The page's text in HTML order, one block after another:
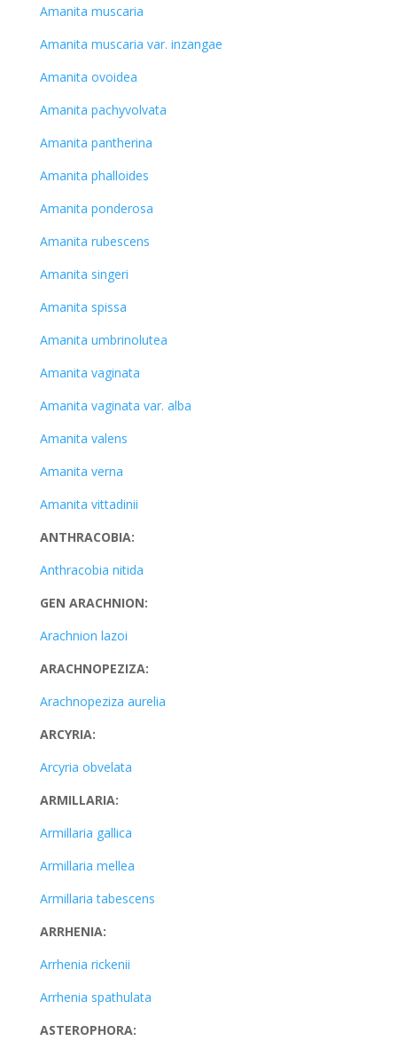
Amanita muscaria
Amanita muscaria var. inzangae
Amanita ovoidea
Amanita pachyvolvata
Amanita pantherina
Amanita phalloides
Amanita ponderosa
Amanita rubescens
Amanita singeri
Amanita spissa
Amanita umbrinolutea
Amanita vaginata
Amanita vaginata var. alba
Amanita valens
Amanita verna
Amanita vittadinii
ANTHRACOBIA:
Anthracobia nitida
GEN ARACHNION:
Arachnion lazoi
ARACHNOPEZIZA:
Arachnopeziza aurelia
ARCYRIA:
Arcyria obvelata
ARMILLARIA:
Armillaria gallica
Armillaria mellea
Armillaria tabescens
ARRHENIA:
Arrhenia rickenii
Arrhenia spathulata
ASTEROPHORA: